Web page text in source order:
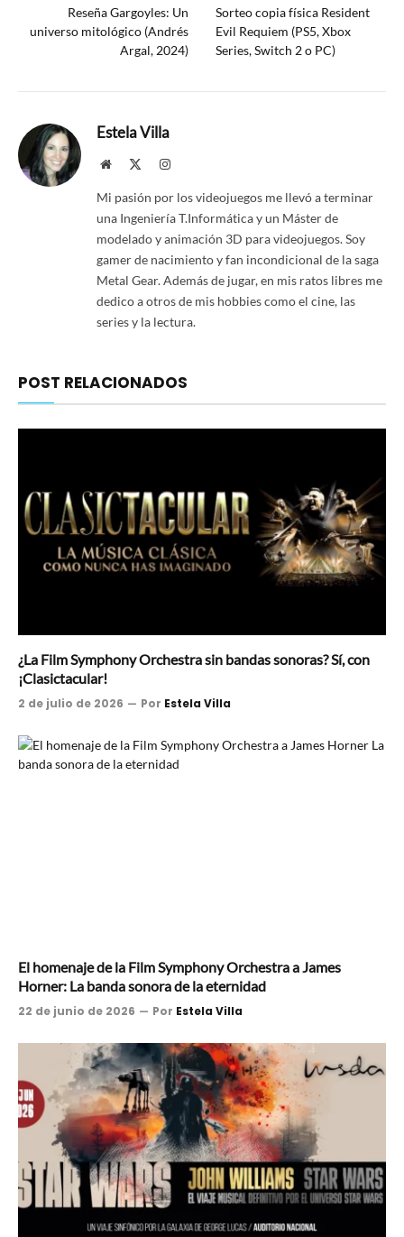
Reseña Gargoyles: Un
universo mitológico (Andrés
Argal, 2024)
Sorteo copia física Resident
Evil Requiem (PS5, Xbox
Series, Switch 2 o PC)
Estela Villa
Website Instagram
Mi pasión por los videojuegos me llevó a terminar
una Ingeniería T.Informática y un Máster de
modelado y animación 3D para videojuegos. Soy
gamer de nacimiento y fan incondicional de la saga
Metal Gear. Además de jugar, en mis ratos libres me
dedico a otros de mis hobbies como el cine, las
series y la lectura.
POST RELACIONADOS
¿La Film Symphony Orchestra sin bandas sonoras? Sí, con
¡Clasictacular!
2 de julio de 2026 Por Estela Villa
El homenaje de la Film Symphony Orchestra a James
Horner: La banda sonora de la eternidad
22 de junio de 2026 Por Estela Villa